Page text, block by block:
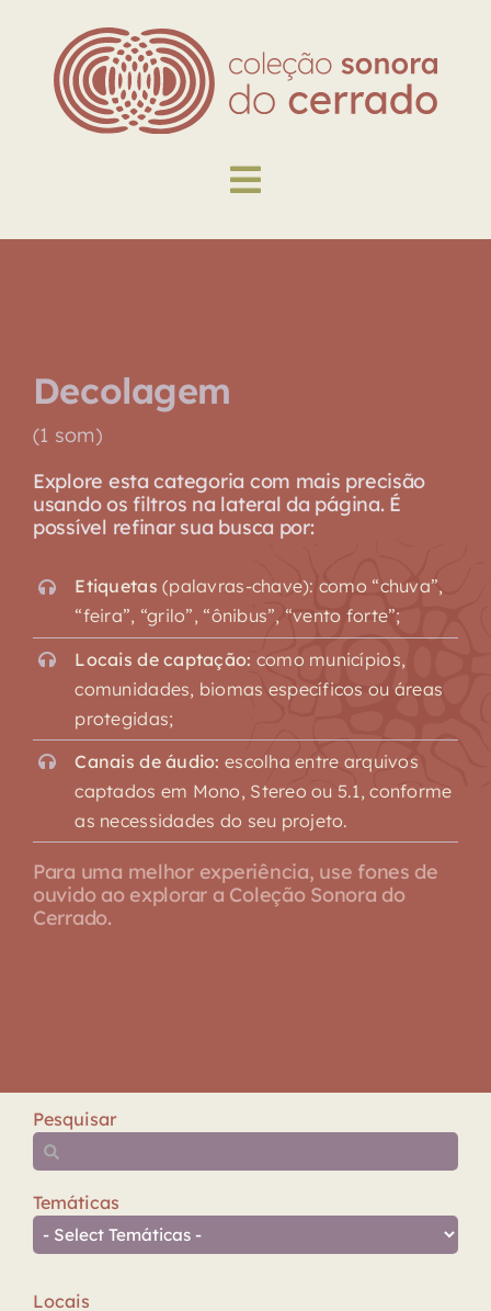
content
Toggle
Navigation
Explore
Sobre
Decolagem
(1 som)
Explore esta categoria com mais precisão
usando os filtros na lateral da página. É
possível refinar sua busca por:
Etiquetas (palavras-chave): como “chuva”,
“feira”, “grilo”, “ônibus”, “vento forte”;
Locais de captação: como municípios,
comunidades, biomas específicos ou áreas
protegidas;
Canais de áudio: escolha entre arquivos
captados em Mono, Stereo ou 5.1, conforme
as necessidades do seu projeto.
Para uma melhor experiência, use fones de
ouvido ao explorar a Coleção Sonora do
Cerrado.
Pesquisar
Temáticas
Locais